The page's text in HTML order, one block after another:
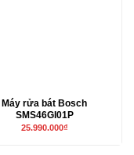
Máy rửa bát Bosch
SMS46GI01P
25.990.000₫